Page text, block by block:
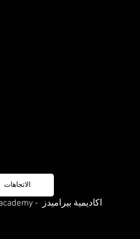
الاتجاهات
Pyramids sports academy -  اكاديمية بيراميدز